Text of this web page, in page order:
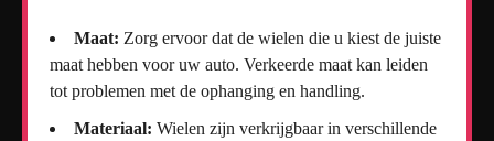
Maat: Zorg ervoor dat de wielen die u kiest de juiste
maat hebben voor uw auto. Verkeerde maat kan leiden
tot problemen met de ophanging en handling.
Materiaal: Wielen zijn verkrijgbaar in verschillende